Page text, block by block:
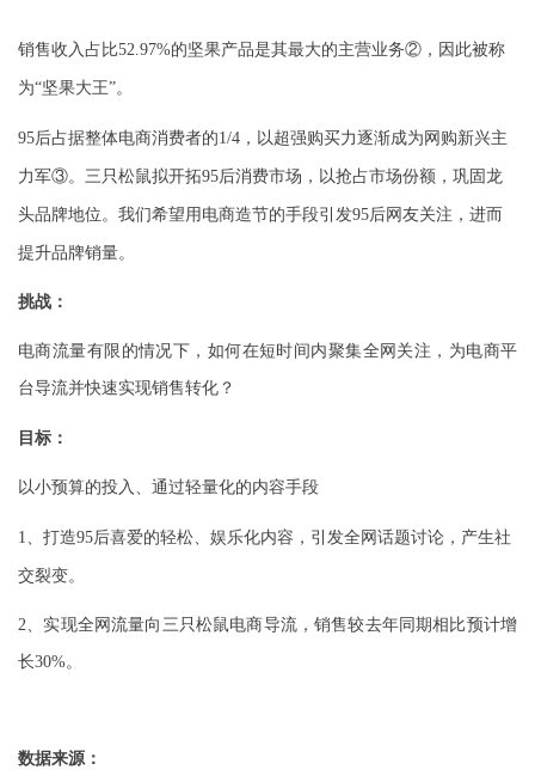
销售收入占比52.97%的坚果产品是其最大的主营业务②，因此被称
为“坚果大王”。
95后占据整体电商消费者的1/4，以超强购买力逐渐成为网购新兴主
力军③。三只松鼠拟开拓95后消费市场，以抢占市场份额，巩固龙
头品牌地位。我们希望用电商造节的手段引发95后网友关注，进而
提升品牌销量。
挑战：
电商流量有限的情况下，如何在短时间内聚集全网关注，为电商平
台导流并快速实现销售转化？
目标：
以小预算的投入、通过轻量化的内容手段
1、打造95后喜爱的轻松、娱乐化内容，引发全网话题讨论，产生社
交裂变。
2、实现全网流量向三只松鼠电商导流，销售较去年同期相比预计增
长30%。
数据来源：